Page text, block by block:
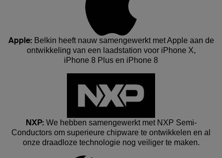
Apple:Belkin heeft nauw samengewerkt met Apple aan de
ontwikkeling van een laadstation voor iPhone X,
iPhone 8 Plus en iPhone 8
NXP:We hebben samengewerkt met NXP Semi-
Conductors om superieure chipware te ontwikkelen en al
onze draadloze technologie nog veiliger te maken.